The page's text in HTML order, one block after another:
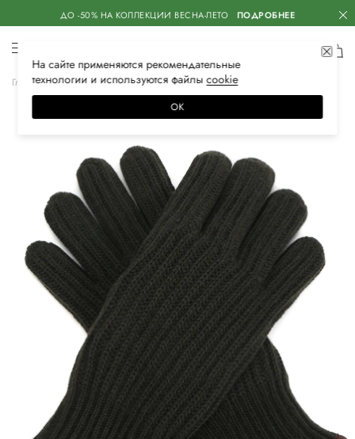
ДО -50% НА КОЛЛЕКЦИИ ВЕСНА-ЛЕТО ПОДРОБНЕЕ
Главная Мужская Аксессуары Перчатки
На сайте применяются рекомендательные
технологии и используются файлысооkiе
ОК